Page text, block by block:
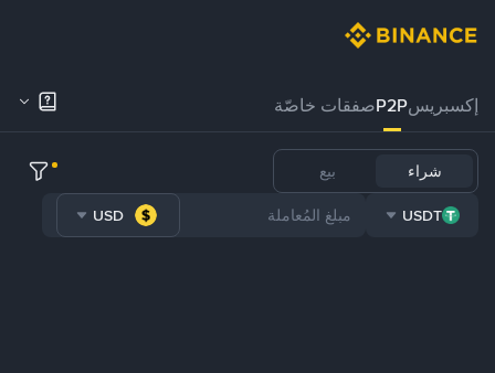
إكسبريسP2Pصفقات خاصّة
شراء بيع
USDT
USD